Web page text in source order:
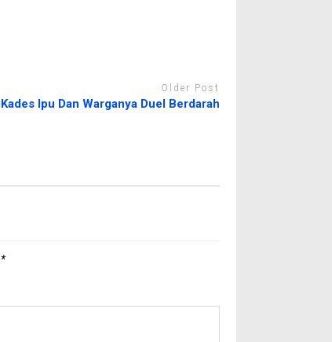
Older Post
Kades Ipu Dan Warganya Duel Berdarah
*